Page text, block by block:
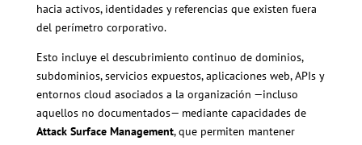
hacia activos, identidades y referencias que existen fuera
del perímetro corporativo.
Esto incluye el descubrimiento continuo de dominios,
subdominios, servicios expuestos, aplicaciones web, APIs y
entornos cloud asociados a la organización —incluso
aquellos no documentados— mediante capacidades de
Attack Surface Management, que permiten mantener